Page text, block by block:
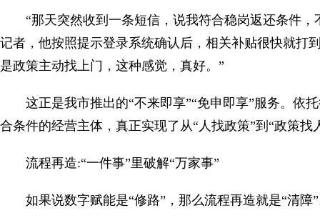
“那天突然收到一条短信，说我符合稳岗返还条件
记者，他按照提示登录系统确认后，相关补贴很快就打
是政策主动找上门，这种感觉，真好。”
这正是我市推出的“不来即享”“免申即享”服务。依
合条件的经营主体，真正实现了从“人找政策”到“政策找
流程再造:“一件事”里破解“万家事”
如果说数字赋能是“修路”，那么流程再造就是“清障